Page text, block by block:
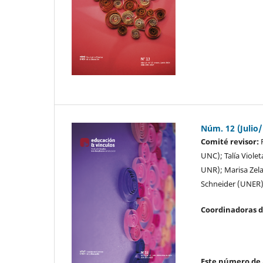
Núm. 12
Comité revisor:
UNC); Talía
UNR); Marisa
Schneider
Coordinadoras